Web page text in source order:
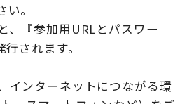
。
、『参加用URLとパスワー
されます。
インターネットにつながる環